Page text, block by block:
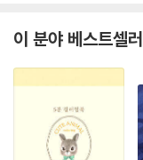
이 분야 베스트셀러